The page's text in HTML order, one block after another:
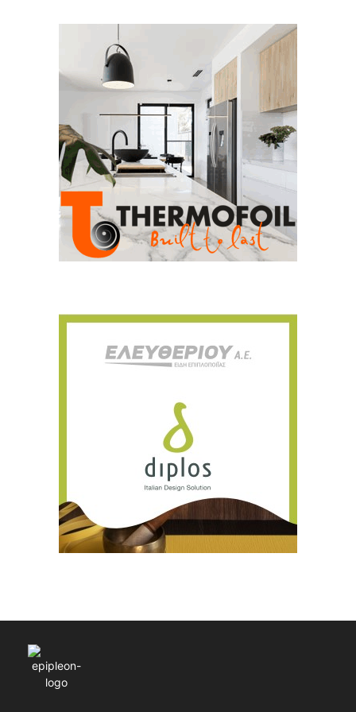
Για να μαθαίνετε πρώτοι τα νέα και όλες
τις τάσεις του κλάδου, εγγραφείτε στο
newsletter μας!
Email
Γράψτε εδώ το email σας
ΕΓΓΡΑΦΉ